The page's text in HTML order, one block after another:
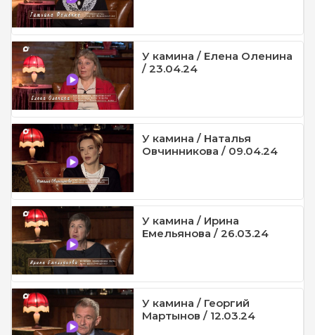
У камина / Елена Оленина
/ 23.04.24
У камина / Наталья
Овчинникова / 09.04.24
У камина / Ирина
Емельянова / 26.03.24
У камина / Георгий
Мартынов / 12.03.24